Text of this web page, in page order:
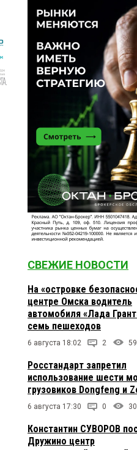
СВЕЖИЕ НОВОСТИ
На «островке
центре Омска водитель
автомобиля «Лада
семь пешеходов
6 августа 18:02 2
Росстандарт запретил
использование шести
грузовиков Dongfeng и
6 августа 17:30 0
Константин СУВОРОВ
Дружино центр